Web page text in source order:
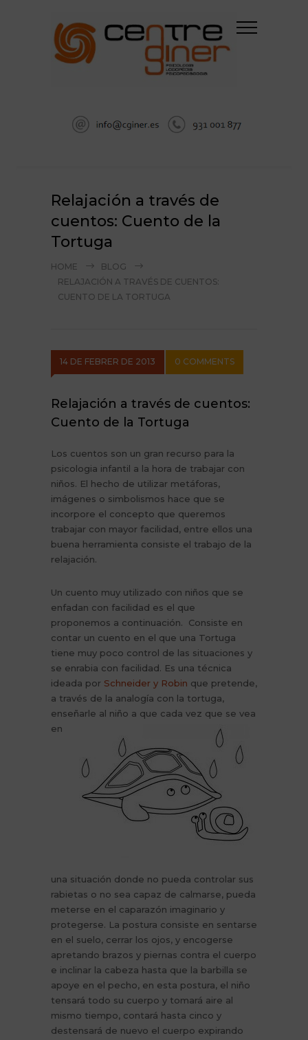
Relajación a través de
cuentos: Cuento de la
Tortuga
HOME
BLOG
RELAJACIÓN A TRAVÉS DE CUENTOS:
CUENTO DE LA TORTUGA
14 DE FEBRER DE 2013 0 COMMENTS
Relajación a través de cuentos:
Cuento de la Tortuga
Los cuentos son un gran recurso para la
psicologia infantil a la hora de trabajar con
niños. El hecho de utilizar metáforas,
imágenes o simbolismos hace que se
incorpore el concepto que queremos
trabajar con mayor facilidad, entre ellos una
buena herramienta consiste el trabajo de la
relajación.
Un cuento muy utilizado con niños que se
enfadan con facilidad es el que
proponemos a continuación. Consiste en
contar un cuento en el que una Tortuga
tiene muy poco control de las situaciones y
se enrabia con facilidad. Es una técnica
ideada por Schneider y Robin que pretende,
a través de la analogía con la tortuga,
enseñarle al niño a que cada vez que se vea
en
una situación donde no pueda controlar sus
rabietas o no sea capaz de calmarse, pueda
meterse en el caparazón imaginario y
protegerse. La postura consiste en sentarse
en el suelo, cerrar los ojos, y encogerse
apretando brazos y piernas contra el cuerpo
e inclinar la cabeza hasta que la barbilla se
apoye en el pecho, en esta postura, el niño
tensará todo su cuerpo y tomará aire al
mismo tiempo, contará hasta cinco y
destensará de nuevo el cuerpo expirando